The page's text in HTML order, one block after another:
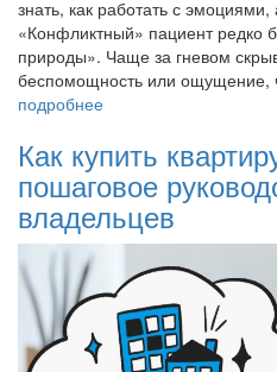
знать, как работать с
«Конфликтный» пациент редко
природы». Чаще за гневом
беспомощность или ощущение,
подробнее
Как купить
пошаговое
владельцев